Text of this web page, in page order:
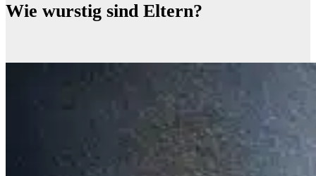
Wie wurstig sind Eltern?